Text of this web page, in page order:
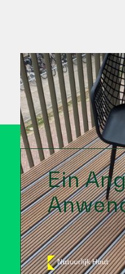
Ein